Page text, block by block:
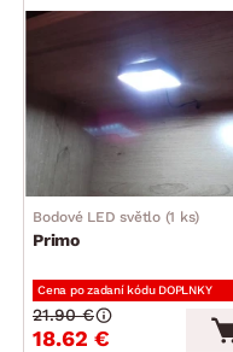
Bodové LED světlo (1 ks)
Primo
Cena po zadaní kódu DOPLNKY
18.62 €
21.90 €